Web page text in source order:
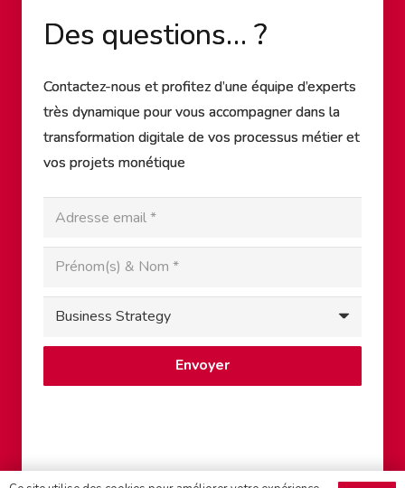
Des questions… ?
Contactez-nous et profitez d’une équipe d’experts
très dynamique pour vous accompagner dans la
transformation digitale de vos processus métier et
vos projets monétique
Envoyer